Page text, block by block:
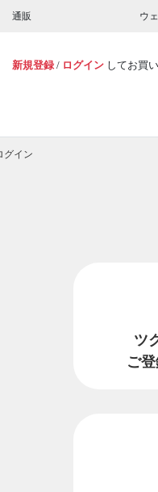
通販 ウ
新規登録 / ログイン してお買
グイン
ツ
ご